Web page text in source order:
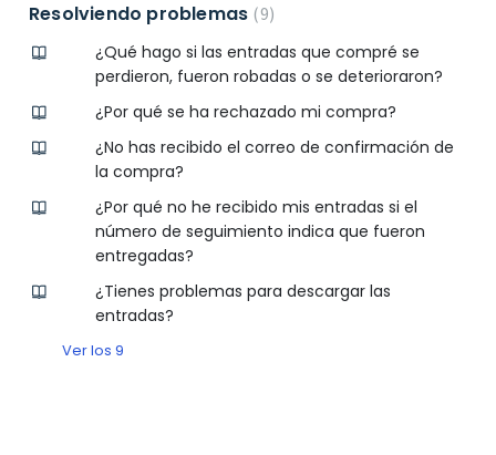
Resolviendo problemas 9
¿Qué hago si las entradas que compré se
perdieron, fueron robadas o se deterioraron?
¿Por qué se ha rechazado mi compra?
¿No has recibido el correo de confirmación de
la compra?
¿Por qué no he recibido mis entradas si el
número de seguimiento indica que fueron
entregadas?
¿Tienes problemas para descargar las
entradas?
Ver los 9